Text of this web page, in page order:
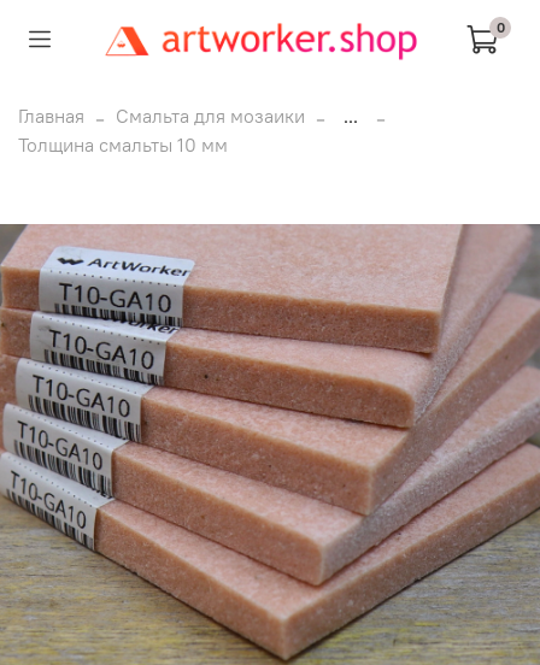
0
Главная Смальта для мозаики
...
Толщина смальты 10 мм